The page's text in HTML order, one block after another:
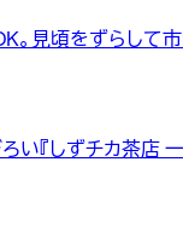
見頃をずらして市
『しずチカ茶店 一